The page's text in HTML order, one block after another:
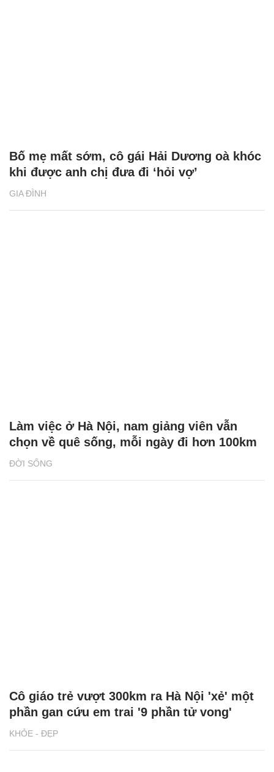
GIA ĐÌNH
Bố mẹ mất sớm, cô gái Hải Dương oà khóc
khi được anh chị đưa đi ‘hỏi vợ’
ĐỜI SỐNG
Làm việc ở Hà Nội, nam giảng viên vẫn
chọn về quê sống, mỗi ngày đi hơn 100km
KHỎE - ĐẸP
Cô giáo trẻ vượt 300km ra Hà Nội 'xẻ' một
phần gan cứu em trai '9 phần tử vong'